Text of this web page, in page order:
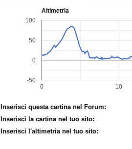
Inserisci questa cartina nel Forum:
Inserisci la cartina nel tuo sito:
Inserisci l'altimetria nel tuo sito: